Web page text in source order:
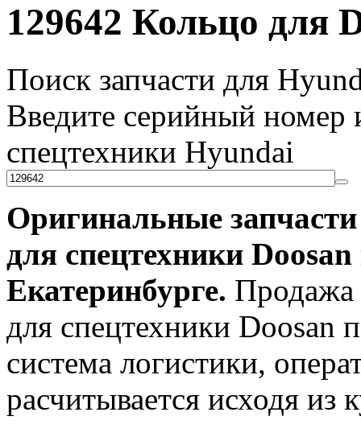
129642 Кольцо для
Поиск запчасти для
Введите серийный номер
спецтехники Hyundai
Оригинальные
для спецтехники
Екатеринбурге. Продажа
для спецтехники Doosan
система логистики,
расчитывается исходя из